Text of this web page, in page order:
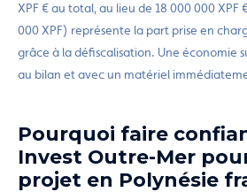
XPF € au total, au lieu de 18 000 000
000 XPF) représente la part prise en
grâce à la défiscalisation. Une économie
au bilan et avec un matériel
Pourquoi faire
Invest Outre-Mer
projet en Polynésie